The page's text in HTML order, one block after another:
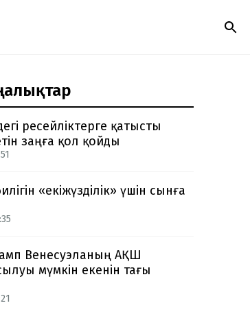
ресейліктерге қатысты
заңға қол қойды
«екіжүзділік» үшін сынға
Венесуэланың АҚШ
мүмкін екенін тағы